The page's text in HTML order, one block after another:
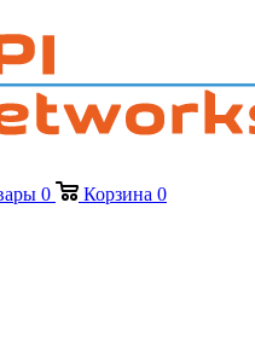
0 Корзина 0